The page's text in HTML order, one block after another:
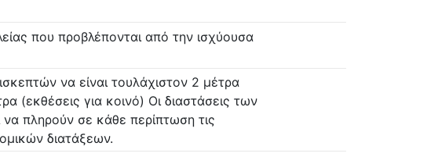
που προβλέπονται από την ισχύουσα
να είναι τουλάχιστον 2 μέτρα
(εκθέσεις για κοινό) Οι διαστάσεις των
πληρούν σε κάθε περίπτωση τις
διατάξεων.